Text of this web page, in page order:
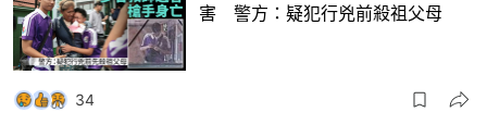
害 警方：疑犯行兇前殺祖父母
34